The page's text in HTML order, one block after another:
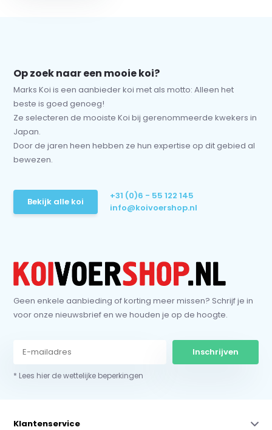
Op zoek naar een mooie koi?
Marks Koi is een aanbieder koi met als motto: Alleen het
beste is goed genoeg!
Ze selecteren de mooiste Koi bij gerenommeerde kwekers in
Japan.
Door de jaren heen hebben ze hun expertise op dit gebied al
bewezen.
Bekijk alle koi
+31 (0)6 - 55 122 145
info@koivoershop.nl
Geen enkele aanbieding of korting meer missen? Schrijf je in
voor onze nieuwsbrief en we houden je op de hoogte.
Inschrijven
* Lees hier de wettelijke beperkingen
Klantenservice